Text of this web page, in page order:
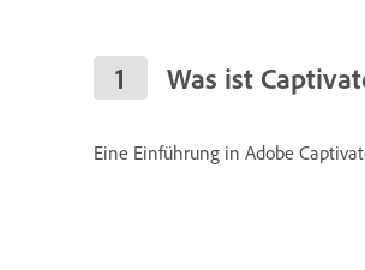
Was ist
Eine Einführung in Adobe